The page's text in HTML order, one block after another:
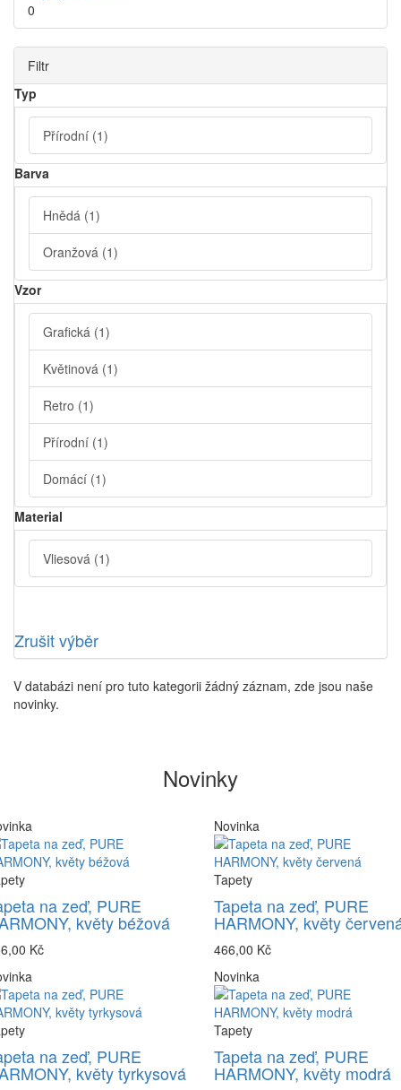
0
Filtr
Typ
Přírodní (1)
Barva
Hnědá (1)
Oranžová (1)
Vzor
Grafická (1)
Květinová (1)
Retro (1)
Přírodní (1)
Domácí (1)
Material
Vliesová (1)
Zrušit výběr
V databázi není pro tuto kategorii žádný záznam, zde jsou naše
novinky.
Novinky
na zeď, PURE
květy béžová
Kč
Novinka
Tapety
Tapeta na zeď, PURE
HARMONY, květy
466,00 Kč
na zeď, PURE
květy tyrkysová
Novinka
Tapety
Tapeta na zeď, PURE
HARMONY, květy modrá